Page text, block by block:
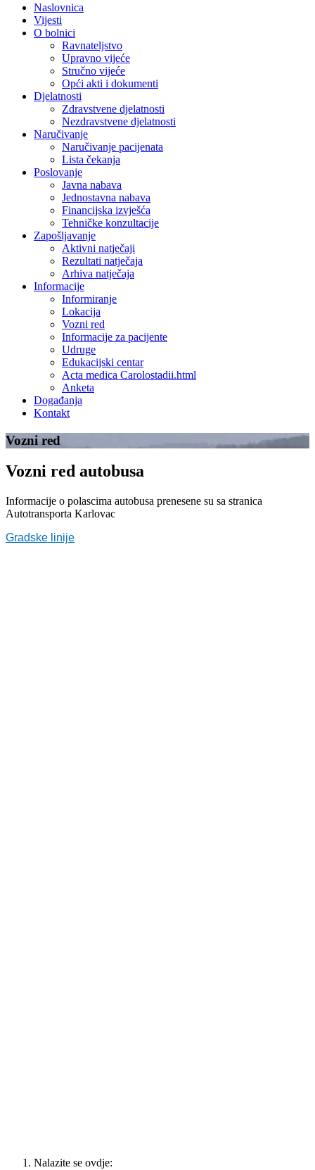
Naslovnica
Vijesti
O bolnici
Ravnateljstvo
Upravno vijeće
Stručno vijeće
Opći akti i dokumenti
Djelatnosti
Zdravstvene djelatnosti
Nezdravstvene djelatnosti
Naručivanje
Naručivanje pacijenata
Lista čekanja
Poslovanje
Javna nabava
Jednostavna nabava
Financijska izvješća
Tehničke konzultacije
Zapošljavanje
Aktivni natječaji
Rezultati natječaja
Arhiva natječaja
Informacije
Informiranje
Lokacija
Vozni red
Informacije za pacijente
Udruge
Edukacijski centar
Acta medica Carolostadii.html
Anketa
Događanja
Kontakt
Vozni red
Vozni red autobusa
Informacije o polascima autobusa prenesene su sa stranica
Autotransporta Karlovac
Gradske linije
Nalazite se ovdje: